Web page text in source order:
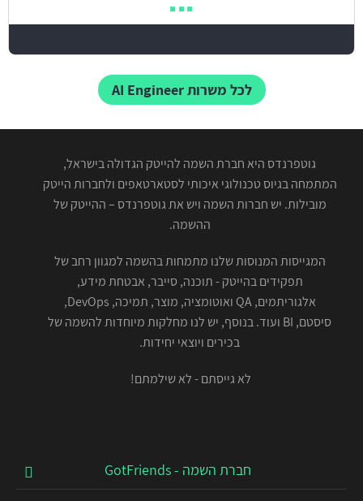
לכל משרות AI Engineer
גוטפרנדס היא חברת השמה להייטק הגדולה בישראל,
המתמחה בגיוס טכנולוגי איכותי לסטארטאפים ולחברות הייטק
מובילות. יש חברות השמה ויש את גוטפרנדס – ההייטק של
ההשמה.
המגייסות המנוסות שלנו מתמחות בהשמה למגוון רחב של
תפקידים בהייטק - תוכנה, סייבר, אבטחת מידע,
אלגוריתמים, QA ואוטומציה, מוצר, תמיכה, DevOps,
סיסטם, BI ועוד. בנוסף, יש לנו מחלקות מיוחדות להשמה של
בכירים ויוצאי יחידות.
לא גייסתם - לא שילמתם!
חברת השמה - GotFriends